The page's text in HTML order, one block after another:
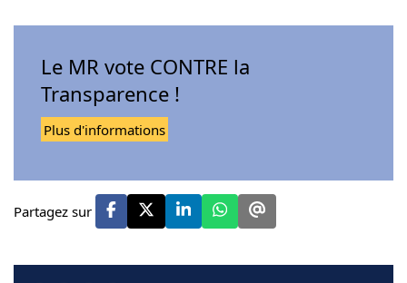
Le MR vote CONTRE la
Transparence !
Plus d'informations
Partagez sur